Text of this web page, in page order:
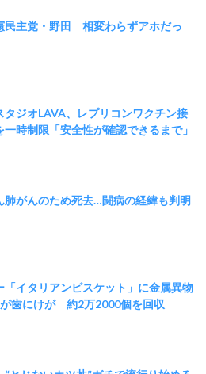
民主党・野田 相変わらずアホだっ
タジオLAVA、レプリコンワクチン接
時制限「安全性が確認できるまで」
肺がんのため死去…闘病の経緯も判明
「イタリアンビスケット」に金属異物
歯にけが 約2万2000個を回収